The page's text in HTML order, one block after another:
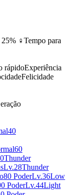
♀Tempo para
rápidoExperiência
Felicidade
40
60
Thunder
Lv.28Thunder
80 PoderLv.36Low
PoderLv.44Light